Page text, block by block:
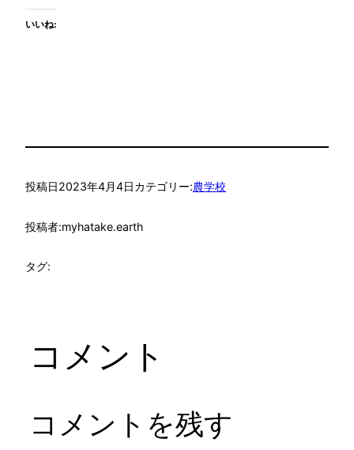
いいね:
投稿日2023年4月4日カテゴリー:農学校
投稿者:myhatake.earth
タグ:
コメント
コメントを残す